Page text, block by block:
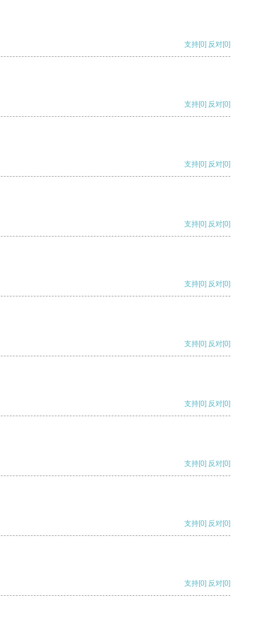
支持[0] 反对[0]
支持[0] 反对[0]
支持[0] 反对[0]
支持[0] 反对[0]
支持[0] 反对[0]
支持[0] 反对[0]
支持[0] 反对[0]
支持[0] 反对[0]
支持[0] 反对[0]
支持[0] 反对[0]